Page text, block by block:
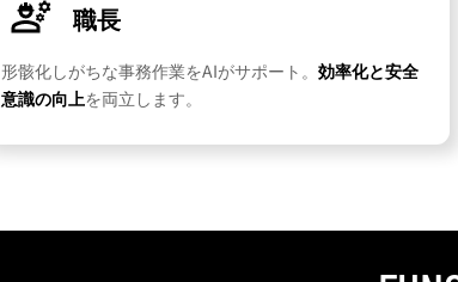
職長
形骸化しがちな事務作業をAIがサポート。 効率化と安全
意識の向上を両立します。